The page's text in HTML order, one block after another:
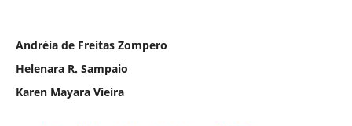
Andréia de Freitas Zompero
Helenara R. Sampaio
Karen Mayara Vieira